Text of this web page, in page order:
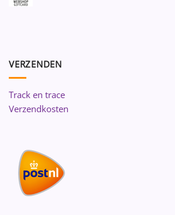
VERZENDEN
Track en trace
Verzendkosten